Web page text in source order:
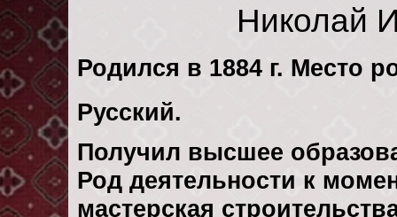
Николай
Родился в 1884 г. Место
Русский.
Получил высшее
Род деятельности к
мастерская